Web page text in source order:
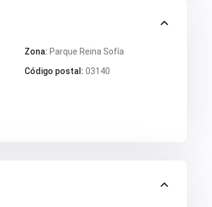
Zona: Parque Reina Sofía
Código postal: 03140